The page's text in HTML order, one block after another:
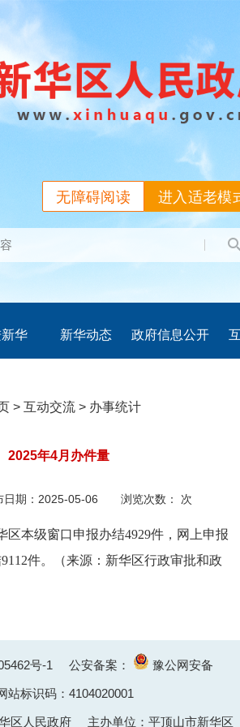
进入适老模
无障碍阅读
华 新华动态 政府信息公开
> 互动交流 > 办事统计
2025年4月办件量
期： 2025-05-06 浏览次数： 次
区本级窗口申报办结4929件，网上申报
件。
（来源：新华区行政审批和政
号-1 公安备案： 豫公网安备
标识码：4104020001
区人民政府 主办单位：平顶山市新华区